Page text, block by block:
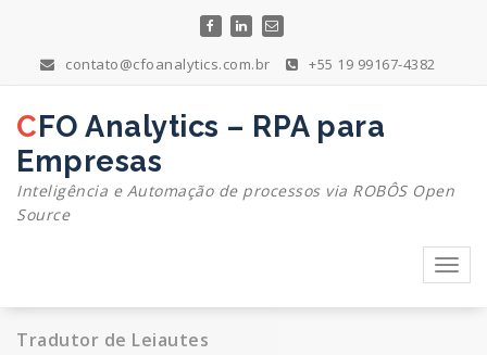
contato@cfoanalytics.com.br +55 19 99167-4382
CFO Analytics – RPA para
Empresas
Inteligência e Automação de processos via ROBÔS Open
Source
Tradutor de Leiautes